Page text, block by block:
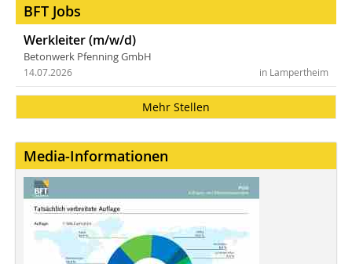
BFT Jobs
Werkleiter (m/w/d)
Betonwerk Pfenning GmbH
in Lampertheim
14.07.2026
Mehr Stellen
Media-Informationen